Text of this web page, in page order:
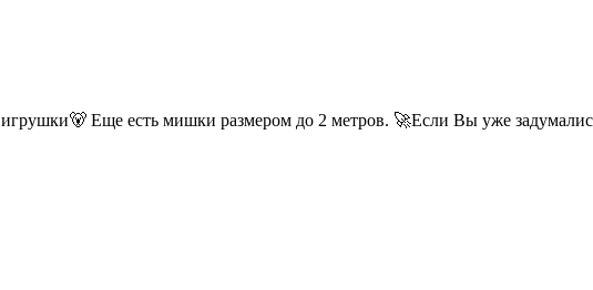
Еще есть мишки размером до 2 метров. 🚀Если Вы уже